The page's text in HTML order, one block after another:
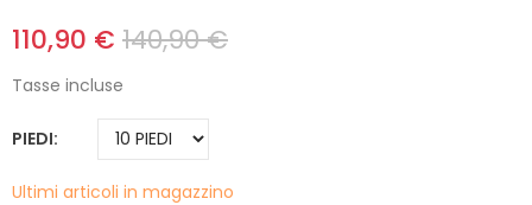
110,90 € 140,90 €
Tasse incluse
PIEDI
Ultimi articoli in magazzino